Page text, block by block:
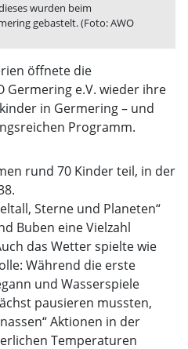
wurden beim
gebastelt. (Foto: AWO
öffnete die
Germering e.V. wieder ihre
in Germering – und
Programm.
rund 70 Kinder teil, in der
Sterne und Planeten“
Buben eine Vielzahl
das Wetter spielte wie
Während die erste
und Wasserspiele
pausieren mussten,
Aktionen in der
Temperaturen